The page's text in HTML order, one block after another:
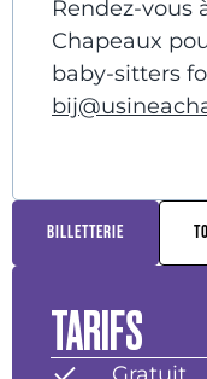
Rendez-vous
Chapeaux
baby-sitters
BILLETTERIE
TARIFS
Gratuit